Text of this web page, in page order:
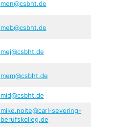
men@csbht.de
meb@csbht.de
mej@csbht.de
mem@csbht.de
mid@csbht.de
mike.nolte@carl-severing-
berufskolleg.de